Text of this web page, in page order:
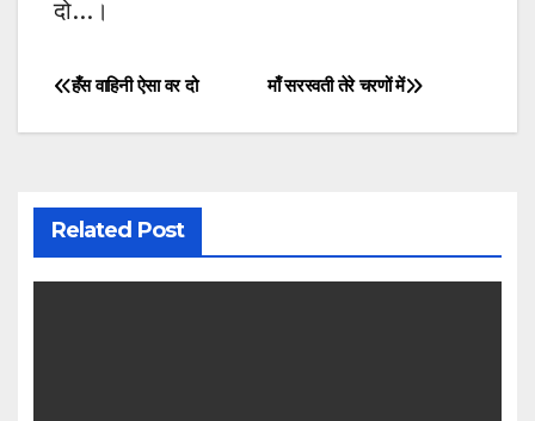
दो…।
Post
navigation
माँ सरस्वती तेरे चरणों में
हँस वाहिनी ऐसा वर दो
Related Post